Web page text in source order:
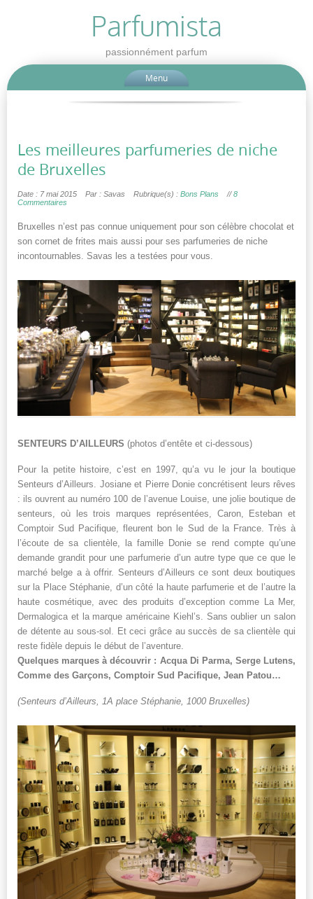
Parfumista
passionnément parfum
Menu
Les meilleures parfumeries de niche
de Bruxelles
Date : 7 mai 2015 Par : Savas Rubrique(s) : Bons Plans //8
Commentaires
Bruxelles n’est pas connue uniquement pour son célèbre chocolat et
son cornet de frites mais aussi pour ses parfumeries de niche
incontournables. Savas les a testées pour vous.
SENTEURS D’AILLEURS (photos d’entête et ci-dessous)
Pour la petite histoire, c’est en 1997, qu’a vu le jour la boutique
Senteurs d’Ailleurs. Josiane et Pierre Donie concrétisent leurs rêves
: ils ouvrent au numéro 100 de l’avenue Louise, une jolie boutique de
senteurs, où les trois marques représentées, Caron, Esteban et
Comptoir Sud Pacifique, fleurent bon le Sud de la France. Très à
l’écoute de sa clientèle, la famille Donie se rend compte qu’une
demande grandit pour une parfumerie d’un autre type que ce que le
marché belge a à offrir. Senteurs d’Ailleurs ce sont deux boutiques
sur la Place Stéphanie, d’un côté la haute parfumerie et de l’autre la
haute cosmétique, avec des produits d’exception comme La Mer,
Dermalogica et la marque américaine Kiehl’s. Sans oublier un salon
de détente au sous-sol. Et ceci grâce au succès de sa clientèle qui
reste fidèle depuis le début de l’aventure.
Quelques marques à découvrir : Acqua Di Parma, Serge Lutens,
Comme des Garçons, Comptoir Sud Pacifique, Jean Patou…
(Senteurs d’Ailleurs, 1A place Stéphanie, 1000 Bruxelles)